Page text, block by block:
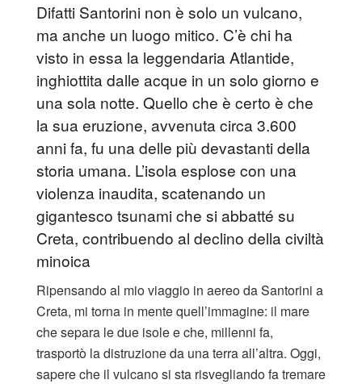
Difatti Santorini non è solo un vulcano,
ma anche un luogo mitico. C’è chi ha
visto in essa la leggendaria Atlantide,
inghiottita dalle acque in un solo giorno e
una sola notte. Quello che è certo è che
la sua eruzione, avvenuta circa 3.600
anni fa, fu una delle più devastanti della
storia umana. L’isola esplose con una
violenza inaudita, scatenando un
gigantesco tsunami che si abbatté su
Creta, contribuendo al declino della civiltà
minoica
Ripensando al mio viaggio in aereo da Santorini a
Creta, mi torna in mente quell’immagine: il mare
che separa le due isole e che, millenni fa,
trasportò la distruzione da una terra all’altra. Oggi,
sapere che il vulcano si sta risvegliando fa tremare